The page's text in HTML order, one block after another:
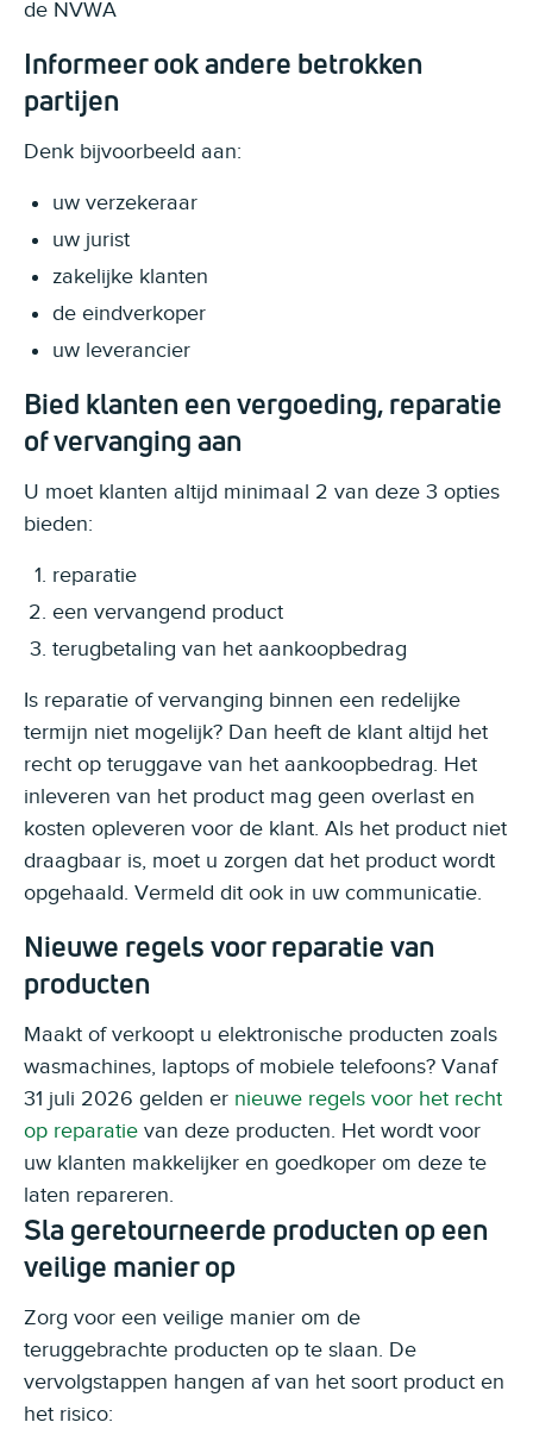
de NVWA
Informeer ook andere betrokken
partijen
Denk bijvoorbeeld aan:
uw verzekeraar
uw jurist
zakelijke klanten
de eindverkoper
uw leverancier
Bied klanten een vergoeding, reparatie
of vervanging aan
U moet klanten altijd minimaal 2 van deze 3 opties
bieden:
reparatie
een vervangend product
terugbetaling van het aankoopbedrag
Is reparatie of vervanging binnen een redelijke
termijn niet mogelijk? Dan heeft de klant altijd het
recht op teruggave van het aankoopbedrag. Het
inleveren van het product mag geen overlast en
kosten opleveren voor de klant. Als het product niet
draagbaar is, moet u zorgen dat het product wordt
opgehaald. Vermeld dit ook in uw communicatie.
Nieuwe regels voor reparatie van
producten
Maakt of verkoopt u elektronische producten zoals
wasmachines, laptops of mobiele telefoons? Vanaf
31 juli 2026 gelden er nieuwe regels voor het recht
op reparatie van deze producten. Het wordt voor
uw klanten makkelijker en goedkoper om deze te
laten repareren.
Sla geretourneerde producten op een
veilige manier op
Zorg voor een veilige manier om de
teruggebrachte producten op te slaan. De
vervolgstappen hangen af van het soort product en
het risico: